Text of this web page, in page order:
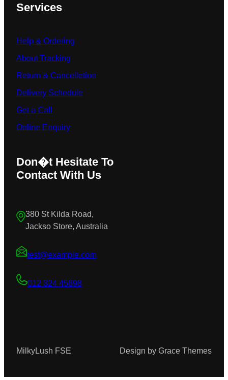
Services
Help & Ordering
About Tracking
Return & Cancelletion
Delivery Schedule
Get a Call
Online Enquiry
Don�t Hesitate To
Contact With Us
380 St Kilda Road,
Jackso Store, Australia
test@example.com
012 324 45698
MilkyLush FSE Design by Grace Themes